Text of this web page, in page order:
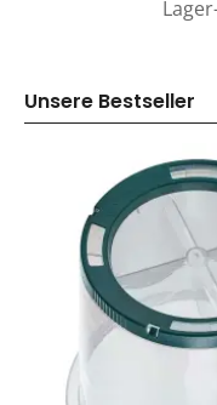
Unsere Bestseller